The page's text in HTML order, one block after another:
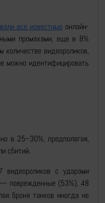
все известные онлайн-
промахами, еще в 8%
видеороликов,
можно идентифицировать
в 25–30%, предполагая,
сбитий.
с ударами
поврежденные (53%), 48
броня танков иногда не